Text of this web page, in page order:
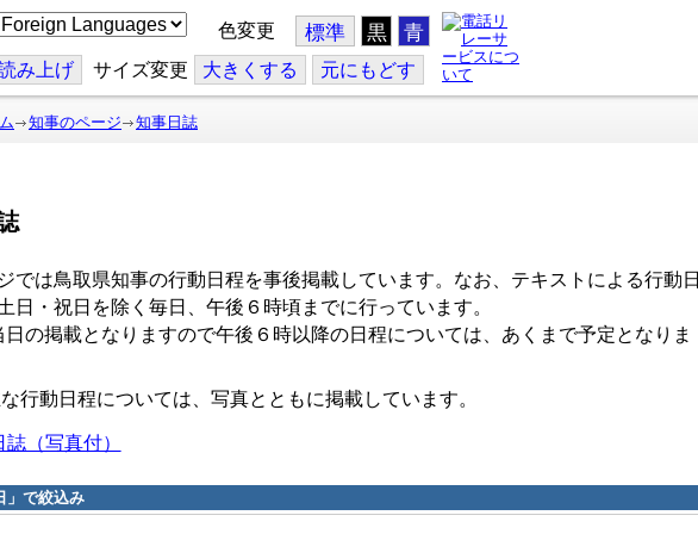
色変更 標準 黒 青
み上げ サイズ変更 大きくする 元にもどす
知事のページ 知事日誌
では鳥取県知事の行動日程を事後掲載しています。なお、テキストによる行動日
日・祝日を除く毎日、午後６時頃までに行っています。
日の掲載となりますので午後６時以降の日程については、あくまで予定となりま
行動日程については、写真とともに掲載しています。
（写真付）
」で絞込み